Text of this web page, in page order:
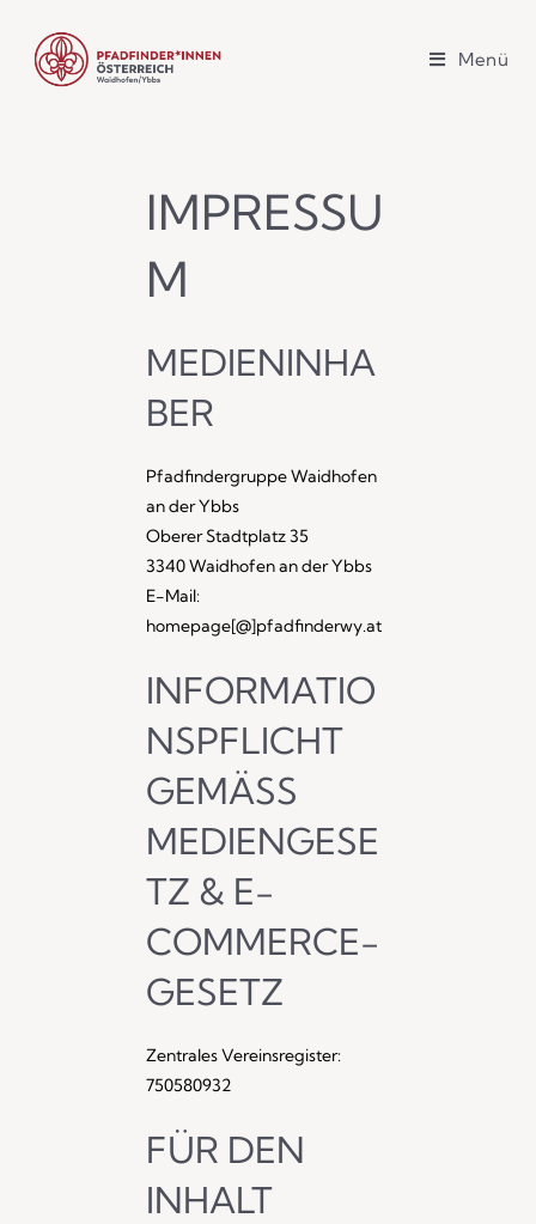
Menü
IMPRESSU
M
MEDIENINHA
BER
Pfadfindergruppe Waidhofen
an der Ybbs
Oberer Stadtplatz 35
3340 Waidhofen an der Ybbs
E-Mail:
homepage[@]pfadfinderwy.at
INFORMATIO
NSPFLICHT
GEMÄSS M
EDIENGESET
Z & E-C
OMMERCE-G
ESETZ
Zentrales Vereinsregister:
750580932
FÜR DEN
INHALT